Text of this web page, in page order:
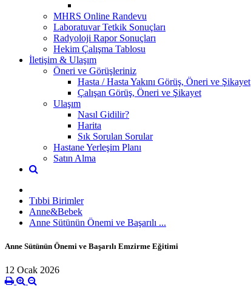
MHRS Online Randevu
Laboratuvar Tetkik Sonuçları
Radyoloji Rapor Sonuçları
Hekim Çalışma Tablosu
İletişim & Ulaşım
Öneri ve Görüşleriniz
Hasta / Hasta Yakını Görüş, Öneri ve Şikayet
Çalışan Görüş, Öneri ve Şikayet
Ulaşım
Nasıl Gidilir?
Harita
Sık Sorulan Sorular
Hastane Yerleşim Planı
Satın Alma
Tıbbi Birimler
Anne&Bebek
Anne Sütünün Önemi ve Başarılı ...
Anne Sütünün Önemi ve Başarılı Emzirme Eğitimi
12 Ocak 2026